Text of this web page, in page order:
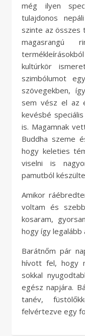
még ilyen
tulajdonos
szinte az összes
magasrangú
kultúrkör
szimbólumot
szövegekben,
sem vész el az
kevésbé
is. Magamnak
Buddha szeme
hogy keleties
viselni is
pamutból
Amikor
voltam és
kosaram,
hogy így legalább
Barátnőm pár
hívott fel, hogy
sokkal
egész napjára.
tanév,
felvértezve egy